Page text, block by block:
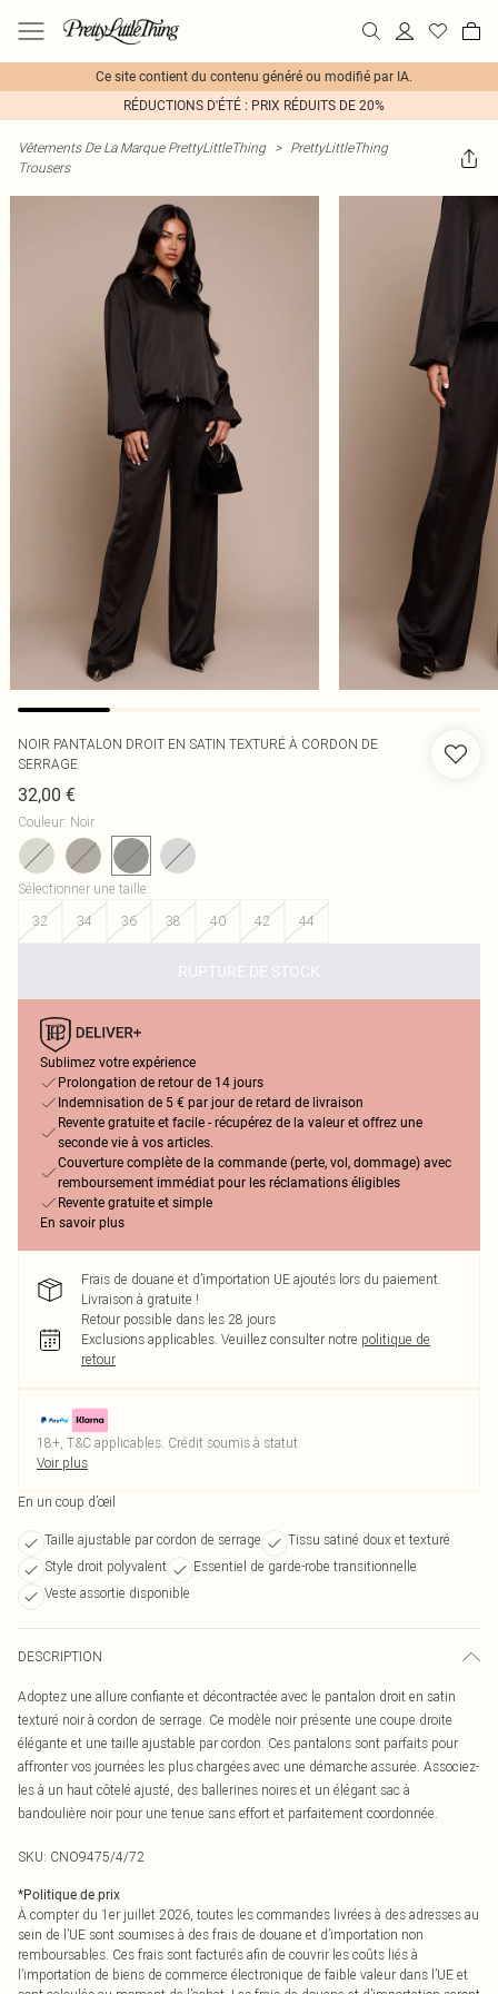
Ce site contient du contenu généré ou modifié par IA.
RÉDUCTIONS D'ÉTÉ : PRIX RÉDUITS DE 20%
Vêtements De La Marque PrettyLittleThing > PrettyLittleThing
Trousers
NOIR PANTALON DROIT EN SATIN TEXTURÉ À CORDON DE
SERRAGE
32,00 €
Couleur: Noir
Sélectionner une taille:
32
34 36 38 40 42 44
RUPTURE DE STOCK
Sublimez votre expérience
Prolongation de retour de 14 jours
Indemnisation de 5 € par jour de retard de livraison
Revente gratuite et facile - récupérez de la valeur et offrez une
seconde vie à vos articles.
Couverture complète de la commande (perte, vol, dommage) avec
remboursement immédiat pour les réclamations éligibles
Revente gratuite et simple
En savoir plus
Frais de douane et d’importation UE ajoutés lors du paiement.
Livraison à gratuite !
Retour possible dans les 28 jours
Exclusions applicables. Veuillez consulter notre politique de
retour
18+, T&C applicables. Crédit soumis à statut
Voir plus
En un coup d’œil
Taille ajustable par cordon de serrage
Tissu satiné doux et texturé
Style droit polyvalent
Essentiel de garde-robe transitionnelle
Veste assortie disponible
DESCRIPTION
Adoptez une allure confiante et décontractée avec le pantalon droit en satin
texturé noir à cordon de serrage. Ce modèle noir présente une coupe droite
élégante et une taille ajustable par cordon. Ces pantalons sont parfaits pour
affronter vos journées les plus chargées avec une démarche assurée. Associez-
les à un haut côtelé ajusté, des ballerines noires et un élégant sac à
bandoulière noir pour une tenue sans effort et parfaitement coordonnée.
SKU: CNO9475/4/72
*Politique de prix
À compter du 1er juillet 2026, toutes les commandes livrées à des adresses au
sein de l’UE sont soumises à des frais de douane et d’importation non
remboursables. Ces frais sont facturés afin de couvrir les coûts liés à
l’importation de biens de commerce électronique de faible valeur dans l’UE et